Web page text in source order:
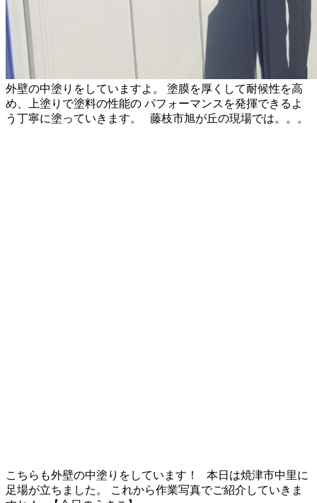
外壁の中塗りをしていますよ。 塗膜を厚くして耐候性を高
め、上塗りで塗料の性能の パフォーマンスを発揮できるよ
う丁寧に塗っていきます。 藤枝市旭が丘の現場では。。。
こちらも外壁の中塗りをしています！ 本日は焼津市中里に
足場が立ちました。 これから作業写真でご紹介していきま